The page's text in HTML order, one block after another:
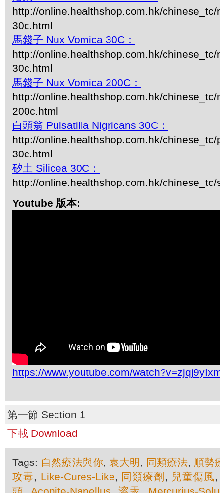
http://online.healthshop.com.hk/
30c.html
馬錢子 Nux Vomica 30C：
http://online.healthshop.com.hk/chinese_tc/
30c.html
馬錢子 Nux Vomica 200C：
http://online.healthshop.com.hk/chinese_tc/
200c.html
白頭翁 Pulsatilla Nigricans 30C：
http://online.healthshop.com.hk/
30c.html
矽土 Silicea 30C：
http://online.healthshop.com.hk/
Youtube 版本:
https://www.youtube.com/
第一節 Section 1
下載 Download
Tags: 自然療法與你,袁大明 , 同類療法, 順勢
攻毒, Like-Cures-Like, 同類療劑 , 兒童傷風